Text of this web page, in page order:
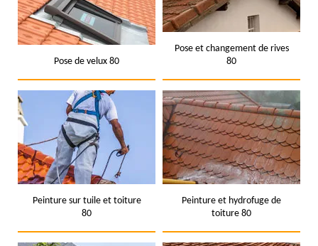
Pose de velux 80
Pose et changement de rives
80
Peinture sur tuile et toiture
80
Peinture et hydrofuge de
toiture 80